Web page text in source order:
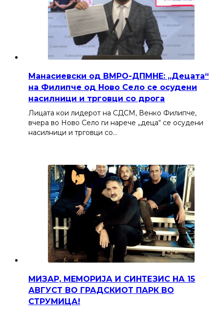
Манасиевски од ВМРО-ДПМНЕ: „Децата“
на Филипче од Ново Село се осудени
насилници и трговци со дрога
Лицата кои лидерот на СДСМ, Венко Филипче,
вчера во Ново Село ги нарече „деца“ се осудени
насилници и трговци со…
МИЗАР, МЕМОРИЈА И СИНТЕЗИС НА 15
АВГУСТ ВО ГРАДСКИОТ ПАРК ВО
СТРУМИЦА!